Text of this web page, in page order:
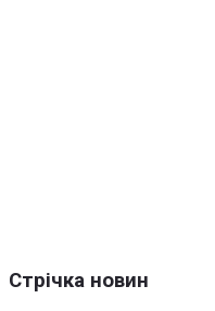
Стрічка новин